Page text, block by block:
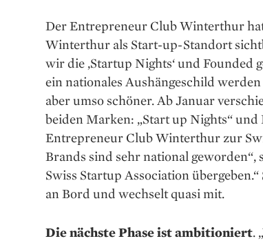
Der Entrepreneur Club Winterthur
Winterthur als Start-up-Standort
wir die ‚Startup Nights‘ und Founded
ein nationales Aushängeschild
aber umso schöner. Ab Januar
beiden Marken: „Start up Nights“
Entrepreneur Club Winterthur zur
Brands sind sehr national geworden“,
Swiss Startup Association
an Bord und wechselt quasi mit.
Die nächste Phase ist ambitioniert.